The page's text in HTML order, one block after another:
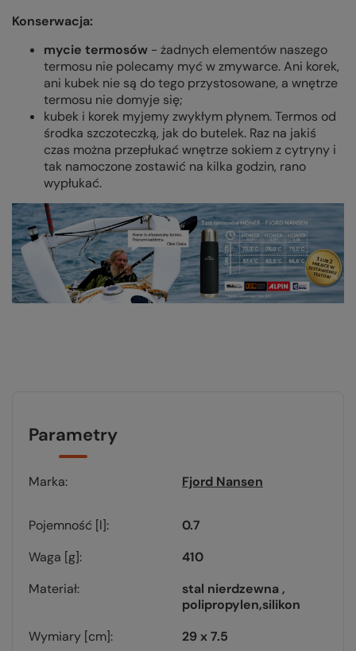
Konserwacja:
mycie termosów - żadnych elementów naszego
termosu nie polecamy myć w zmywarce. Ani korek,
ani kubek nie są do tego przystosowane, a wnętrze
termosu nie domyje się;
kubek i korek myjemy zwykłym płynem. Termos od
środka szczoteczką, jak do butelek. Raz na jakiś
czas można przepłukać wnętrze sokiem z cytryny i
tak namoczone zostawić na kilka godzin, rano
wypłukać.
Parametry
Marka Fjord Nansen
Pojemność [l]
0.7
Waga [g]
410
Materiał
stal nierdzewna
polipropylen silikon
Wymiary [cm]
29 x 7.5